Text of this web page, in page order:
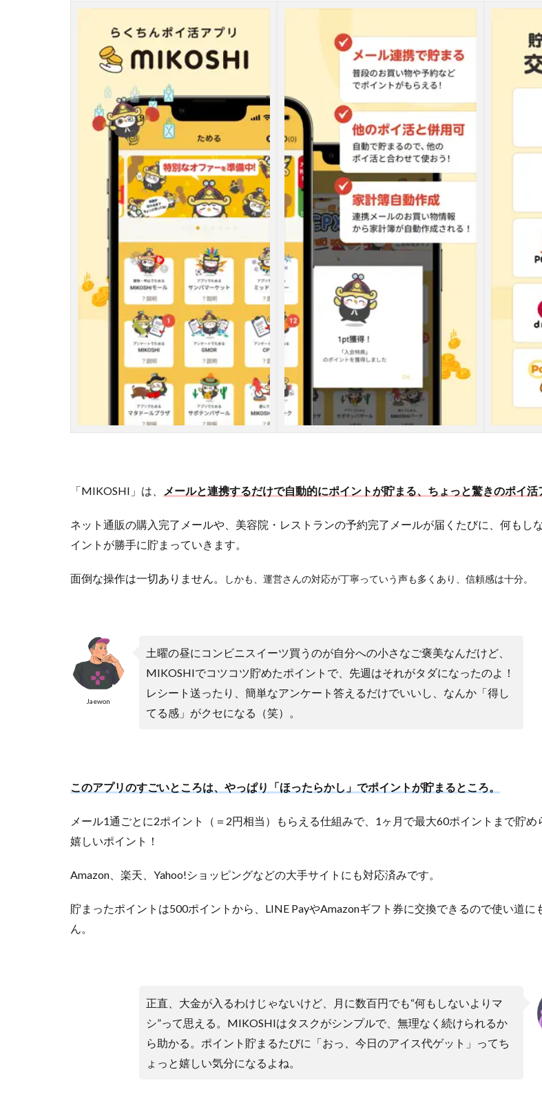
M
K
O
I
(
ミ
コ
シ
)
」
と
は
2
K
O
怪
し
い
と
る
2.1
名
度
ぎ
て
不
安
？
ル
携
に
っ
抵
し
」
っ
「MIKOSHI」は、 メールと連携するだけで自動的にポイントが貯まる、ちょっと驚きのポイ活
ネット通販の購入完了メールや、美容院・レストランの予約完了メールが届くたびに、何もし
イントが勝手に貯まっていきます。
面倒な操作は一切ありません。 しかも、運営さんの対応が丁寧っていう声も多くあり、信頼感は十分。
Jaewon
土曜の昼にコンビニスイーツ買うのが自分への小さなご褒美なんだけど、
MIKOSHIでコツコツ貯めたポイントで、先週はそれがタダになったのよ！
レシート送ったり、簡単なアンケート答えるだけでいいし、なんか「得し
てる感」がクセになる（笑）。
このアプリのすごいところは、やっぱり「ほったらかし」でポイントが貯まるところ。
メール1通ごとに2ポイント（＝2円相当）もらえる仕組みで、1ヶ月で最大60ポイントまで貯め
嬉しいポイント！
Amazon、楽天、Yahoo!ショッピングなどの大手サイトにも対応済みです。
貯まったポイントは500ポイントから、LINE PayやAmazonギフト券に交換できるので使い道に
ん。
正直、大金が入るわけじゃないけど、月に数百円でも“何もしないよりマ
シ”って思える。MIKOSHIはタスクがシンプルで、無理なく続けられるか
ら助かる。ポイント貯まるたびに「おっ、今日のアイス代ゲット」ってち
ょっと嬉しい気分になるよね。